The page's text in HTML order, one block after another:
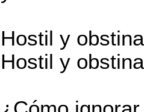
Hostil y
Hostil y